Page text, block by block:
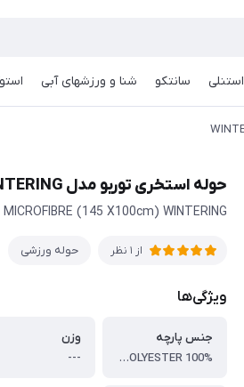
استنلی سانتکو شنا و ورزشهای آبی
حوله استخری توربو مدل WINTERING
(145 X100cm) WINTERING
از 1 نظر حوله ورزشی
ویژگی‌ها
جنس پارچه
TERRYCLOTH POLYESTER 100%.
وزن
---